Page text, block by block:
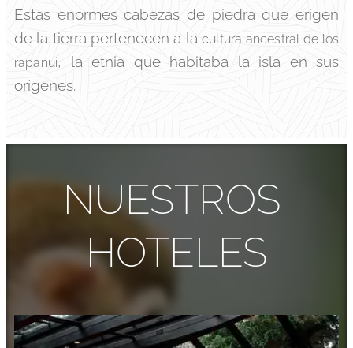
Estas enormes cabezas de piedra que erigen
de la tierra pertenecen a lacultura ancestral de los
rapanui, la etnia que habitaba la isla en sus
orígenes.
NUESTROS
HOTELES